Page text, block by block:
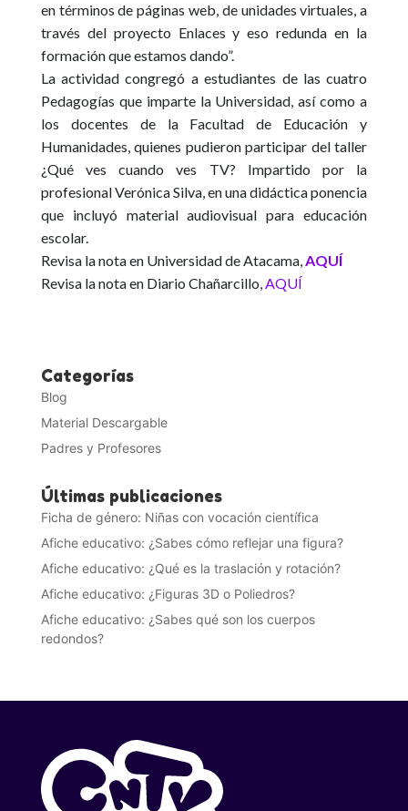
en términos de páginas web, de unidades virtuales, a
través del proyecto Enlaces y eso redunda en la
formación que estamos dando”.
La actividad congregó a estudiantes de las cuatro
Pedagogías que imparte la Universidad, así como a
los docentes de la Facultad de Educación y
Humanidades, quienes pudieron participar del taller
¿Qué ves cuando ves TV? Impartido por la
profesional Verónica Silva, en una didáctica ponencia
que incluyó material audiovisual para educación
escolar.
Revisa la nota en Universidad de Atacama,AQUÍ
Revisa la nota en Diario Chañarcillo,AQUÍ
Categorías
Blog
Material Descargable
Padres y Profesores
Últimas publicaciones
Ficha de género: Niñas con vocación científica
Afiche educativo: ¿Sabes cómo reflejar una figura?
Afiche educativo: ¿Qué es la traslación y rotación?
Afiche educativo: ¿Figuras 3D o Poliedros?
Afiche educativo: ¿Sabes qué son los cuerpos
redondos?